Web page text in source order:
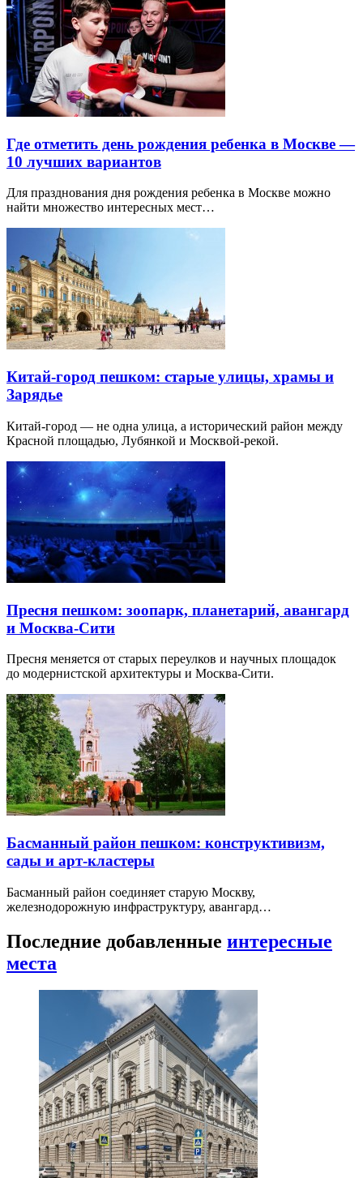
Где отметить день рождения ребенка в Москве —
10 лучших вариантов
Для празднования дня рождения ребенка в Москве можно
найти множество интересных мест…
Китай-город пешком: старые улицы, храмы и
Зарядье
Китай-город — не одна улица, а исторический район между
Красной площадью, Лубянкой и Москвой-рекой.
Пресня пешком: зоопарк, планетарий, авангард
и Москва-Сити
Пресня меняется от старых переулков и научных площадок
до модернистской архитектуры и Москва-Сити.
Басманный район пешком: конструктивизм,
сады и арт-кластеры
Басманный район соединяет старую Москву,
железнодорожную инфраструктуру, авангард…
Последние добавленные интересные
места